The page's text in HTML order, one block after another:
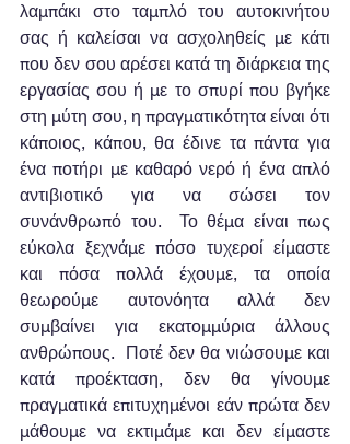
λαμπάκι στο ταμπλό του αυτοκινήτου
σας ή καλείσαι να ασχοληθείς με κάτι
που δεν σου αρέσει κατά τη διάρκεια της
εργασίας σου ή με το σπυρί που βγήκε
στη μύτη σου, η πραγματικότητα είναι ότι
κάποιος, κάπου, θα έδινε τα πάντα για
ένα ποτήρι με καθαρό νερό ή ένα απλό
αντιβιοτικό για να σώσει τον
συνάνθρωπό του.  Το θέμα είναι πως
εύκολα ξεχνάμε πόσο τυχεροί είμαστε
και πόσα πολλά έχουμε, τα οποία
θεωρούμε αυτονόητα αλλά δεν
συμβαίνει για εκατομμύρια άλλους
ανθρώπους.  Ποτέ δεν θα νιώσουμε και
κατά προέκταση, δεν θα γίνουμε
πραγματικά επιτυχημένοι εάν πρώτα δεν
μάθουμε να εκτιμάμε και δεν είμαστε